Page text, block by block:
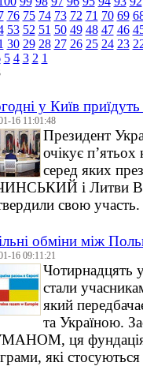
76 75 74 73 72 71 70 69
53 52 51 50 49 48 47 46
30 29 28 27 26 25 24 23
5 4 3 2 1
у Київ
16 11:01:48
Президент
очікує п’ятьох
серед яких
і Литви
свою участь.
обміни між
16 09:11:21
Чотирнадцять
стали
який
та Україною.
ця фундація
які